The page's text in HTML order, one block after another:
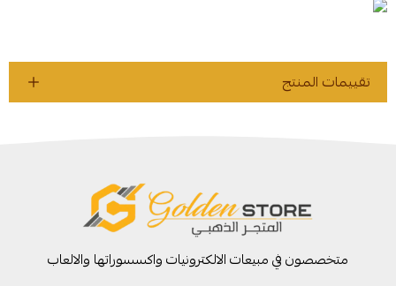
تقييمات المنتج
متخصصون في مبيعات الالكترونيات واكسسوراتها والالعاب